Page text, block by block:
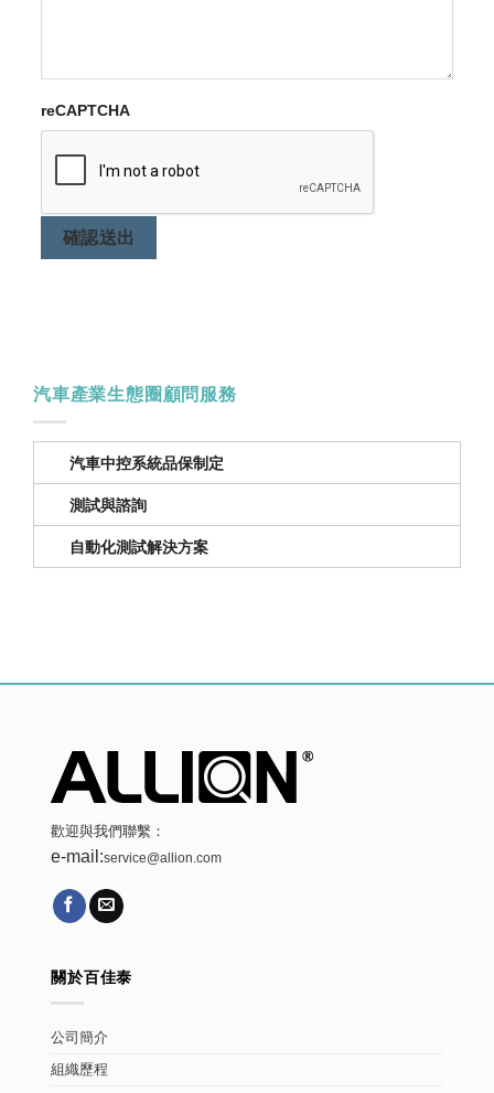
reCAPTCHA
確認送出
汽車產業生態圈顧問服務
汽車中控系統品保制定
測試與諮詢
自動化測試解決方案
歡迎與我們聯繫：
e-mail:service@allion.com
關於百佳泰
公司簡介
組織歷程